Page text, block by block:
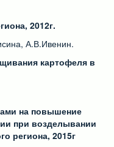
2012г.
А.В.Ивенин.
картофеля в
на повышение
при возделывании
региона, 2015г